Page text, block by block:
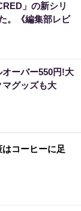
」の新シリ
。《編集部レビ
オーバー550円!大
グッズも大
コーヒーに足